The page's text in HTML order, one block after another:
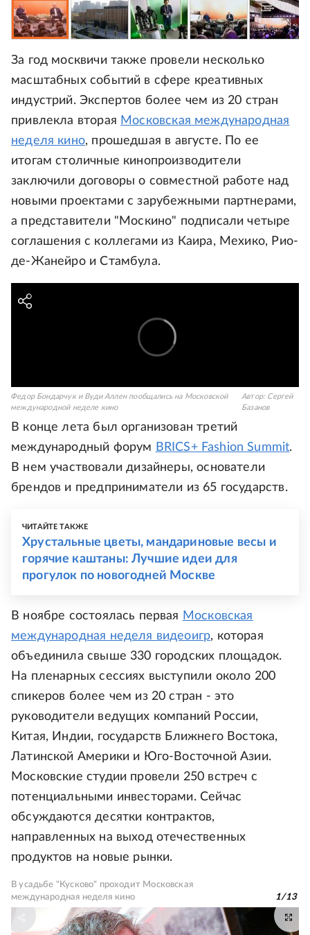
За год москвичи также провели несколько
масштабных событий в сфере креативных
индустрий. Экспертов более чем из 20 стран
привлекла вторая Московская международная
неделя кино, прошедшая в августе. По ее
итогам столичные кинопроизводители
заключили договоры о совместной работе над
новыми проектами с зарубежными партнерами,
а представители "Москино" подписали четыре
соглашения с коллегами из Каира, Мехико, Рио-
де-Жанейро и Стамбула.
Федор Бондарчук и Вуди Аллен пообщались на Московской
международной неделе кино
Автор: Сергей
Базанов
В конце лета был организован третий
международный форум BRICS+ Fashion Summit.
В нем участвовали дизайнеры, основатели
брендов и предприниматели из 65 государств.
ЧИТАЙТЕ ТАКЖЕ
Хрустальные цветы, мандариновые весы и
горячие каштаны: Лучшие идеи для
прогулок по новогодней Москве
В ноябре состоялась первая Московская
международная неделя видеоигр, которая
объединила свыше 330 городских площадок.
На пленарных сессиях выступили около 200
спикеров более чем из 20 стран - это
руководители ведущих компаний России,
Китая, Индии, государств Ближнего Востока,
Латинской Америки и Юго-Восточной Азии.
Московские студии провели 250 встреч с
потенциальными инвесторами. Сейчас
обсуждаются десятки контрактов,
направленных на выход отечественных
продуктов на новые рынки.
В усадьбе "Кусково" проходит Московская
международная неделя кино
1/13